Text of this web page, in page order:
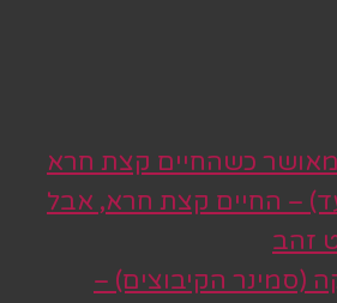
כשהחיים קצת חרא
– החיים קצת חרא, אבל
זהב
(סמינר הקיבוצים) –